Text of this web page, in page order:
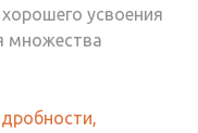
усвоения
множества